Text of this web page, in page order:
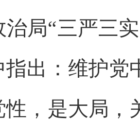
治局“三严三
指出：维护党
性，是大局，